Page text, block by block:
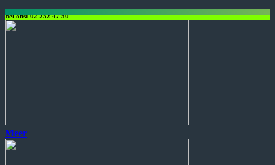
Bel ons: 02 252 47 50